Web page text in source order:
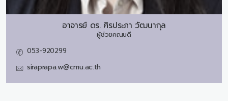
อาจารย์ ดร. ศิรประภา วัฒนากุล
ผู้ช่วยคณบดี
053-920299
siraprapa.w@cmu.ac.th